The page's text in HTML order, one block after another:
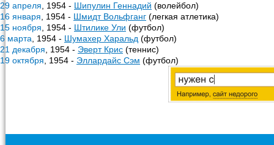
29 апреля , 1954 - Шипулин Геннадий (волейбол)
16 января , 1954 - Шмидт Вольфганг (легкая атлетика)
15 ноября , 1954 - Штилике Ули (футбол)
6 марта , 1954 - Шумахер Харальд (футбол)
21 декабря , 1954 - Эверт Крис (теннис)
19 октября , 1954 - Эллардайс Сэм (футбол)